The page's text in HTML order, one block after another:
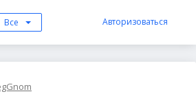
Все Авторизоваться